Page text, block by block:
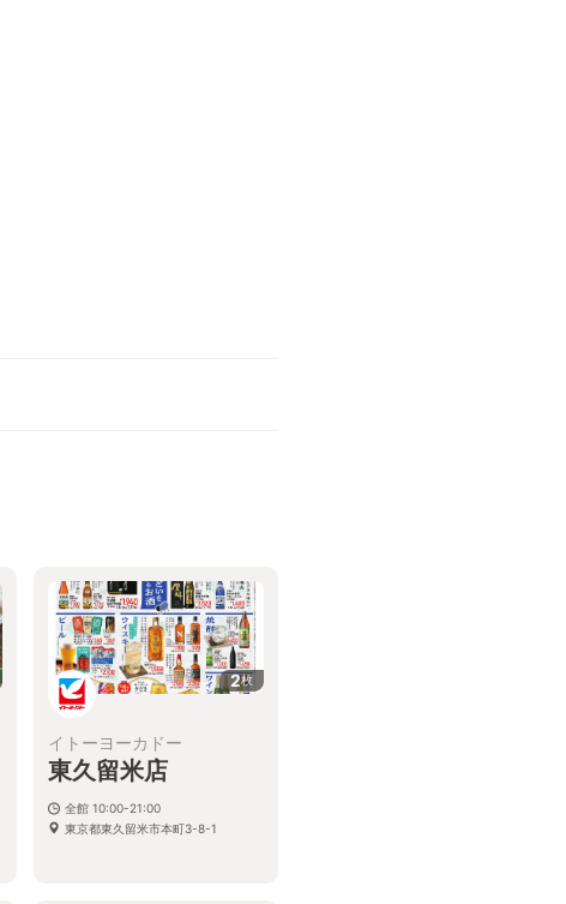
2枚
イトーヨーカドー
東久留米店
全館 10:00-21:00
東京都東久留米市本町3-8-1